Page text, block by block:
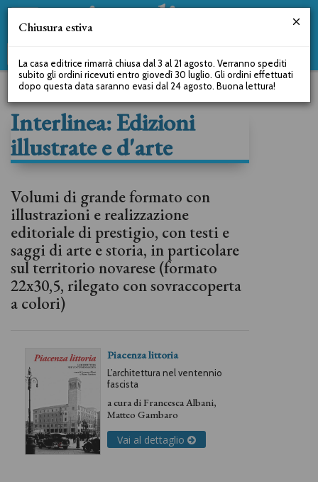
Interlinea: Edizioni
illustrate e d'arte
Volumi di grande formato con
illustrazioni e realizzazione
editoriale di prestigio, con testi e
saggi di arte e storia, in particolare
sul territorio novarese (formato
22x30,5, rilegato con sovraccoperta
a colori)
Piacenza littoria
L’architettura nel ventennio
fascista
a cura diFrancesca Albani,
Matteo Gambaro
Vai al dettaglio
Chiusura estiva
La casa editrice rimarrà chiusa dal 3 al 21 agosto. Verranno spediti
subito gli ordini ricevuti entro giovedì 30 luglio. Gli ordini effettuati
dopo questa data saranno evasi dal 24 agosto. Buona lettura!